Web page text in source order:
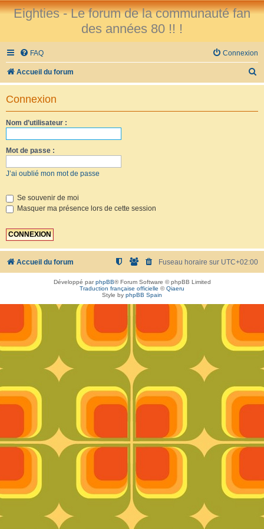
Eighties - Le forum de la communauté fan
des années 80 !! !
FAQ Connexion
Accueil du forum
e
Connexion
Nom d’utilisateur :
Mot de passe :
J’ai oublié mon mot de passe
Se souvenir de moi
Masquer ma présence lors de cette session
Accueil du forum Fuseau horaire sur UTC+02:00
Développé parphpBB® Forum Software © phpBB Limited
Traduction française officielle ©Qiaeru
Style by phpBB Spain